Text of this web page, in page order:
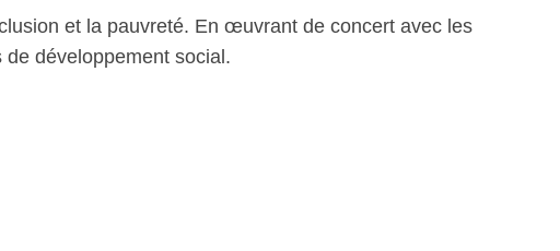
et la pauvreté. En œuvrant de concert avec les
développement social.